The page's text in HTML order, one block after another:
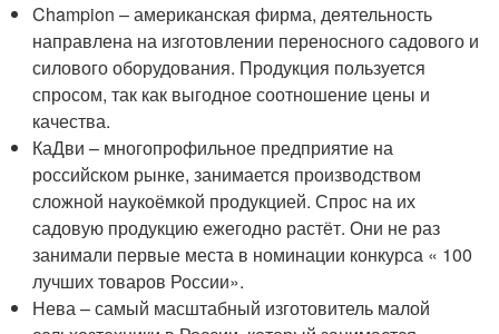
Champion – американская фирма, деятельность
направлена на изготовлении переносного садового и
силового оборудования. Продукция пользуется
спросом, так как выгодное соотношение цены и
качества.
КаДви – многопрофильное предприятие на
российском рынке, занимается производством
сложной наукоёмкой продукцией. Спрос на их
садовую продукцию ежегодно растёт. Они не раз
занимали первые места в номинации конкурса « 100
лучших товаров России».
Нева – самый масштабный изготовитель малой